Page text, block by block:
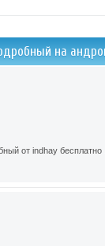
на
от indhay бесплатно